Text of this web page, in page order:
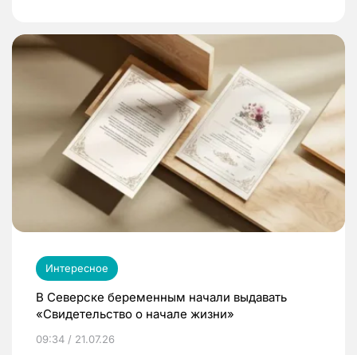
Интересное
В Северске беременным начали выдавать
«Свидетельство о начале жизни»
09:34 / 21.07.26